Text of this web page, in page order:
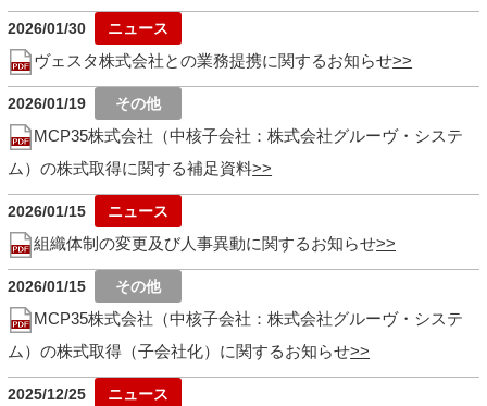
2026/01/30
ヴェスタ株式会社との業務提携に関するお知らせ
2026/01/19
MCP35株式会社（中核子会社：株式会社グルーヴ・システ
ム）の株式取得に関する補足資料
2026/01/15
組織体制の変更及び人事異動に関するお知らせ
2026/01/15
MCP35株式会社（中核子会社：株式会社グルーヴ・システ
ム）の株式取得（子会社化）に関するお知らせ
2025/12/25